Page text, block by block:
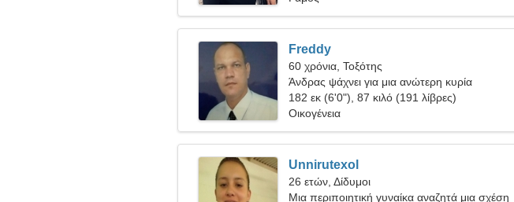
Freddy
60 χρόνια, Τοξότης
Άνδρας ψάχνει για μια ανώτερη κυρία
182 εκ (6'0"), 87 κιλό (191 λίβρες)
Οικογένεια
Unnirutexol
26 ετών, Δίδυμοι
Μια περιποιητική γυναίκα αναζητά μια σχέση